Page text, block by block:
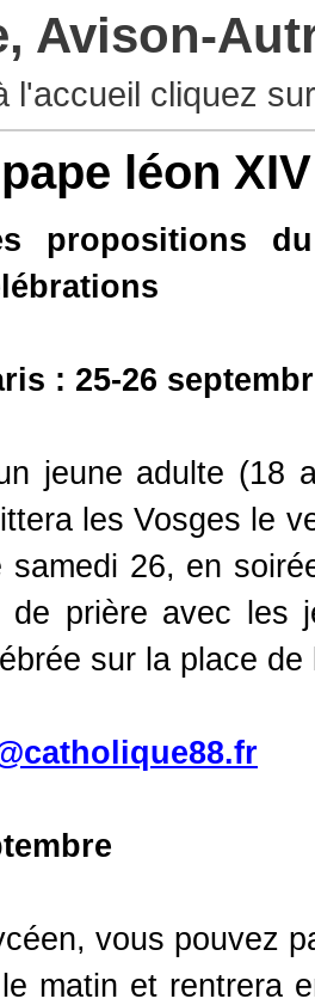
Avison-
l'accueil cliquez
léon
propositions
: 25-26
jeune adulte (18
les Vosges le
samedi 26, en
de prière avec
sur la place
vous pouvez
matin et rentrera